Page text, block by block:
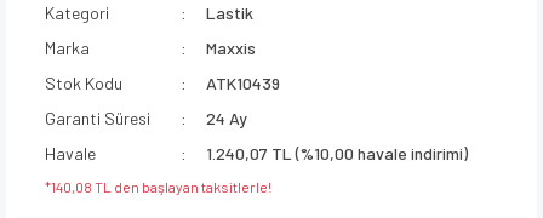
Kategori
Lastik
Marka
Maxxis
Stok Kodu
ATK10439
Garanti Süresi
24 Ay
Havale
1.240,07 TL (%10,00 havale indirimi)
*140,08 TL den başlayan taksitlerle!